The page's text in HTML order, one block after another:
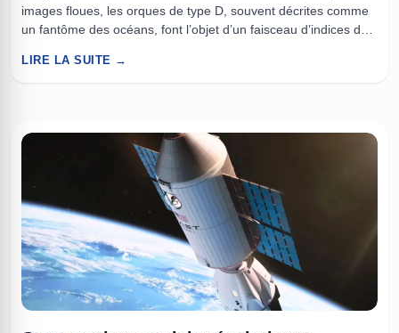
images floues, les orques de type D, souvent décrites comme
un fantôme des océans, font l’objet d’un faisceau d’indices de
présentent une morphologie distincte et semblent fréquenter
LIRE LA SUITE →